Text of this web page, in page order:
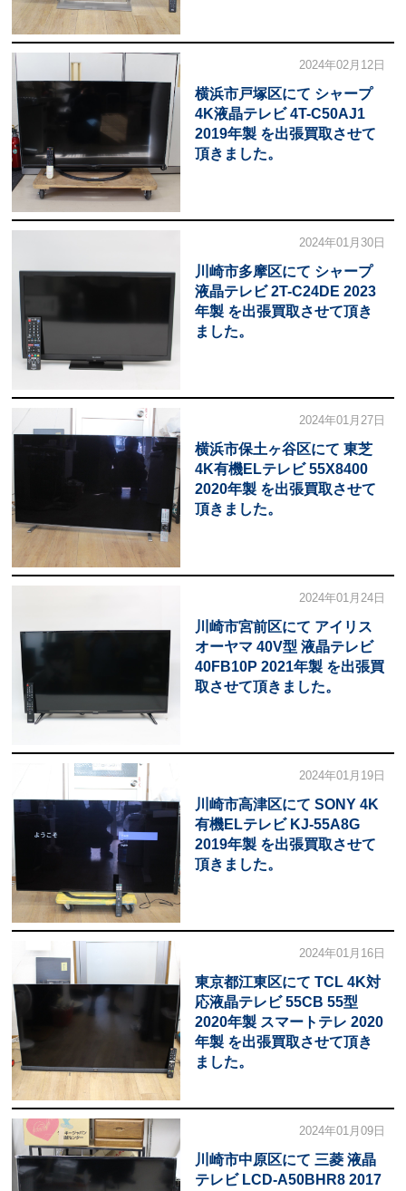
2024年02月12日
横浜市戸塚区にて シャープ
4K液晶テレビ 4T-C50AJ1
2019年製 を出張買取させて
頂きました。
2024年01月30日
川崎市多摩区にて シャープ
液晶テレビ 2T-C24DE 2023
年製 を出張買取させて頂き
ました。
2024年01月27日
横浜市保土ヶ谷区にて 東芝
4K有機ELテレビ 55X8400
2020年製 を出張買取させて
頂きました。
2024年01月24日
川崎市宮前区にて アイリス
オーヤマ 40V型 液晶テレビ
40FB10P 2021年製 を出張買
取させて頂きました。
2024年01月19日
川崎市高津区にて SONY 4K
有機ELテレビ KJ-55A8G
2019年製 を出張買取させて
頂きました。
2024年01月16日
東京都江東区にて TCL 4K対
応液晶テレビ 55CB 55型
2020年製 スマートテレ 2020
年製 を出張買取させて頂き
ました。
2024年01月09日
川崎市中原区にて 三菱 液晶
テレビ LCD-A50BHR8 2017